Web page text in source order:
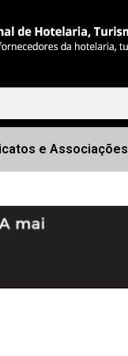
e Associações